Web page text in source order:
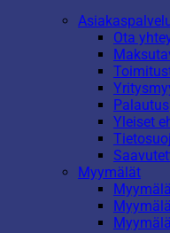
Ota
Palautus
Yleiset
Myymälät